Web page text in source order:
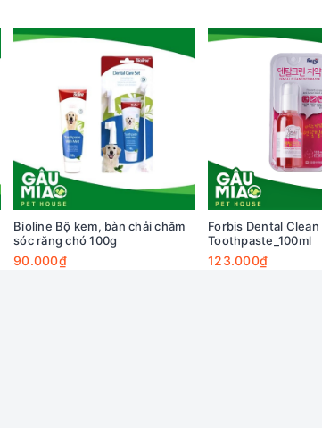
Bioline Bộ kem, bàn chải chăm
sóc răng chó 100g
90.000₫
Forbis Dental Clean
Toothpaste_100ml
123.000₫